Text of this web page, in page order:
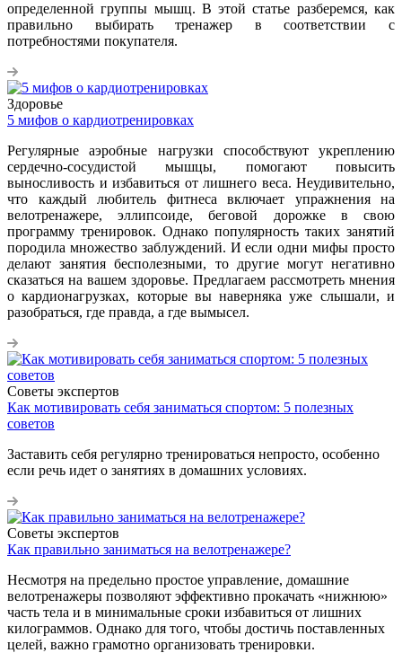
определенной группы мышц. В этой статье разберемся, как
правильно выбирать тренажер в соответствии с
потребностями покупателя.
Здоровье
5 мифов о кардиотренировках
Регулярные аэробные нагрузки способствуют укреплению
сердечно-сосудистой мышцы, помогают повысить
выносливость и избавиться от лишнего веса. Неудивительно,
что каждый любитель фитнеса включает упражнения на
велотренажере, эллипсоиде, беговой дорожке в свою
программу тренировок. Однако популярность таких занятий
породила множество заблуждений. И если одни мифы просто
делают занятия бесполезными, то другие могут негативно
сказаться на вашем здоровье. Предлагаем рассмотреть мнения
о кардионагрузках, которые вы наверняка уже слышали, и
разобраться, где правда, а где вымысел.
Советы экспертов
Как мотивировать себя заниматься спортом: 5 полезных
советов
Заставить себя регулярно тренироваться непросто, особенно
если речь идет о занятиях в домашних условиях.
Советы экспертов
Как правильно заниматься на велотренажере?
Несмотря на предельно простое управление, домашние
велотренажеры позволяют эффективно прокачать «нижнюю»
часть тела и в минимальные сроки избавиться от лишних
килограммов. Однако для того, чтобы достичь поставленных
целей, важно грамотно организовать тренировки.